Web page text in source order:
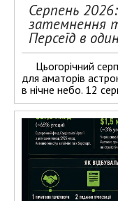
Серпень
затемнення
Персеїд в
Цьогорічний
для аматорів
в нічне небо. 12